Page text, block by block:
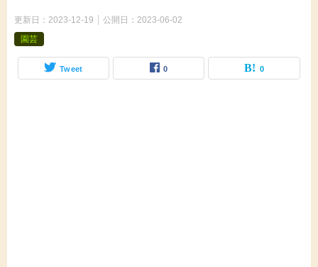
更新日： 2023-12-19 公開日： 2023-06-02
園芸
Tweet 0 0